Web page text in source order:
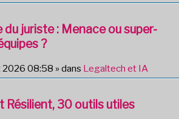
du juriste : Menace ou super-
?
2026 08:58 » dans Legaltech et IA
Résilient, 30 outils utiles